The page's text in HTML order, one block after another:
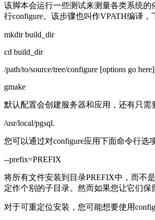
该脚本会运行一些测试来测量各类系统
行configure。该步骤也叫作VPATH编译，
mkdir build_dir
cd build_dir
/path/to/source/tree/configure [options go here]
gmake
默认配置会创建服务器和应用，还有只
/usr/local/pgsql.
您可以通过对configure应用下面命令行选
--prefix=PREFIX
将所有文件安装到目录PREFIX中，而不
定作个别的子目录。然而如果您让它们保
对于可重定位安装，您可能想要使用